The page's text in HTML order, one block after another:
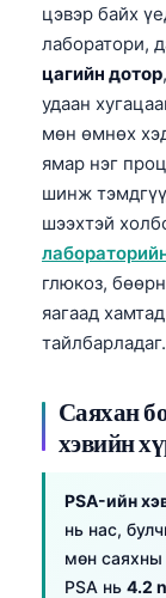
цэвэр байх
лаборатори,
цагийн дотор
удаан
мөн өмнөх
ямар нэг
шинж
шээхтэй
глюкоз,
яагаад
тайлбарладаг.
Саяхан
хэвийн
PSA-ийн
нь нас,
мөн саяхны
PSA нь 4.2